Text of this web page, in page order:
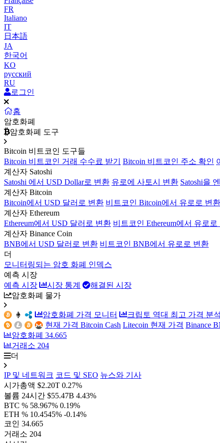
FR
Italiano
IT
日本語
JA
한국어
KO
русский
RU
로그인
홈
암호화폐
암호화폐 도구
Bitcoin 비트코인 도구들
Bitcoin 비트코인 거래 수수료 받기
Bitcoin 비트코인 주소 확인
계산자 Satoshi
Satoshi 에서 USD Dollar로 변환 유로에 사토시 변환 Satoshi을
계산자 Bitcoin
Bitcoin에서 USD 달러로 변환 비트코인 Bitcoin에서 유로로 변환
계산자 Ethereum
Ethereum에서 USD 달러로 변환 비트코인 Ethereum에서 유로로
계산자 Binance Coin
BNB에서 USD 달러로 변환 비트코인 BNB에서 유로로 변환
더
모니터링되는 암호 화폐 인덱스
예측 시장
예측 시장
시장 통계
해결된 시장
암호화폐 물가
암호화폐 가격 모니터 크립토 역대 최고 가격 분석
현재 가격 Bitcoin Cash Litecoin 현재 가격 Binance
암호화폐 34.665
거래소 204
더
IP 및 네트워크 코드 및 SEO 뉴스와 기사
시가총액 $2.20T 0.27%
볼륨 24시간 $55.47B 4.43%
BTC % 58.967% 0.19%
ETH % 10.4545% -0.14%
코인 34.665
거래소 204